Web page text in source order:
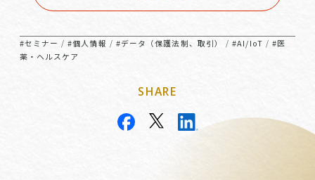
#セミナー /#個人情報 / #データ（保護法制、取引） /#AI/IoT / #医
薬・ヘルスケア
SHARE